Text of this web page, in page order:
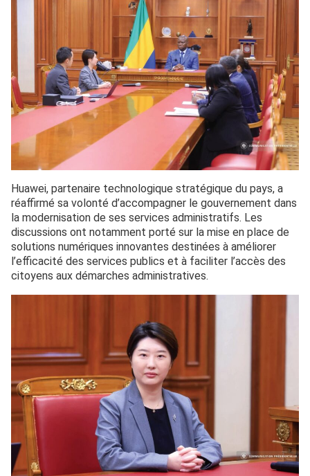
Huawei, partenaire technologique stratégique du pays, a
réaffirmé sa volonté d’accompagner le gouvernement dans
la modernisation de ses services administratifs. Les
discussions ont notamment porté sur la mise en place de
solutions numériques innovantes destinées à améliorer
l’efficacité des services publics et à faciliter l’accès des
citoyens aux démarches administratives.